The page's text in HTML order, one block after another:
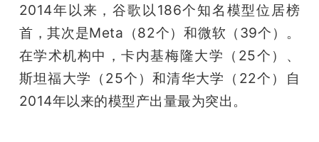
2014年以来，谷歌以186个知名模型位居榜
首，其次是Meta（82个）和微软（39个）。
在学术机构中，卡内基梅隆大学（25个）、
斯坦福大学（25个）和清华大学（22个）自
2014年以来的模型产出量最为突出。